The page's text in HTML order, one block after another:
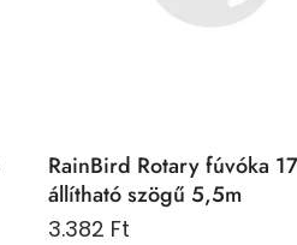
RainBird Rotary fúvóka
állítható szögű 5,5m
3.382 Ft